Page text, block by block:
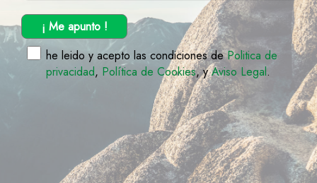
¡ Me apunto !
he leido y acepto las condiciones dePolitica de
privacidad, Política de Cookies, yAviso Legal.